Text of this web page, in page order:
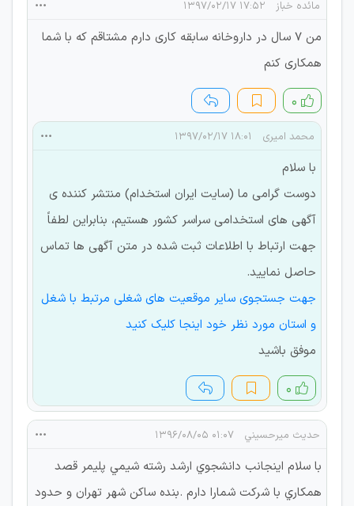
مائده خباز ۱۷:۵۲ ۱۳۹۷/۰۲/۱۷
من ۷ سال در داروخانه سابقه کاری دارم مشتاقم که با شما
همکاری کنم
۰
محمد امیری ۱۸:۰۱ ۱۳۹۷/۰۲/۱۷
با سلام
دوست گرامی ما (سایت ایران استخدام) منتشر کننده ی
آگهی های استخدامی سراسر کشور هستیم، بنابراین لطفاً
جهت ارتباط با اطلاعات ثبت شده در متن آگهی ها تماس
حاصل نمایید.
جهت جستجوی سایر موقعیت های شغلی مرتبط با شغل
و استان مورد نظر خود اینجا کلیک کنید
موفق باشید
۰
حديث ميرحسيني ۰۱:۰۷ ۱۳۹۶/۰۸/۰۵
با سلام اينجانب دانشجوي ارشد رشته شيمي پليمر قصد
همكاري با شركت شمارا دارم .بنده ساكن شهر تهران و حدود